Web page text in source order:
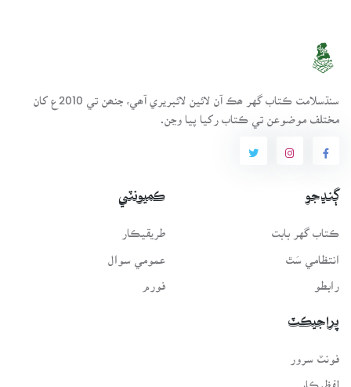
سنڌسلامت ڪتاب گهر ھڪ آن لائين لائبريري آھي، جنھن تي 2010ع کان
مختلف موضوعن تي ڪتاب رکيا پيا وڃن.
ڳنڍجو
ڪتاب گهر بابت
انتظامي سَٿ
رابطو
ڪميونٽي
طريقيڪار
عمومي سوال
فورم
پراجيڪٽ
لفظيڪار